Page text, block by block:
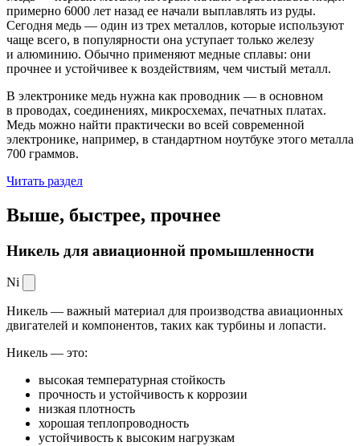
примерно 6000 лет назад ее начали выплавлять из руды.
Сегодня медь — один из трех металлов, которые используют
чаще всего, в популярности она уступает только железу
и алюминию. Обычно применяют медные сплавы: они
прочнее и устойчивее к воздействиям, чем чистый металл.
В электронике медь нужна как проводник — в основном
в проводах, соединениях, микросхемах, печатных платах.
Медь можно найти практически во всей современной
электронике, например, в стандартном ноутбуке этого металла
700 граммов.
Читать раздел
Выше, быстрее, прочнее
Никель для авиационной промышленности
Ni
Никель — важный материал для производства авиационных
двигателей и компонентов, таких как турбины и лопасти.
Никель — это:
высокая температурная стойкость
прочность и устойчивость к коррозии
низкая плотность
хорошая теплопроводность
устойчивость к высоким нагрузкам